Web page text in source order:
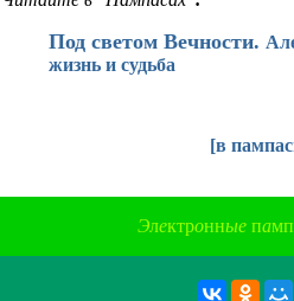
Под светом Вечности.
жизнь и судьба
[в
Электронные памп